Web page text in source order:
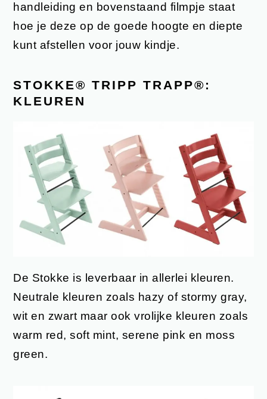
handleiding en bovenstaand filmpje staat
hoe je deze op de goede hoogte en diepte
kunt afstellen voor jouw kindje.
STOKKE® TRIPP TRAPP®:
KLEUREN
De Stokke is leverbaar in allerlei kleuren.
Neutrale kleuren zoals hazy of stormy gray,
wit en zwart maar ook vrolijke kleuren zoals
warm red, soft mint, serene pink en moss
green.